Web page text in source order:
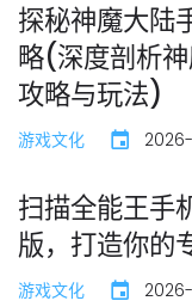
探秘神魔大陆
略(深度剖析
攻略与玩法)
游戏文化
扫描全能王手
版，打造你的
游戏文化